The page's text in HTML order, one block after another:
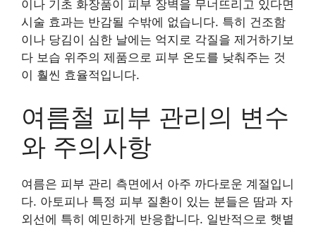
이나 기초 화장품이 피부 장벽을 무너뜨리고 있다면
시술 효과는 반감될 수밖에 없습니다. 특히 건조함
이나 당김이 심한 날에는 억지로 각질을 제거하기보
다 보습 위주의 제품으로 피부 온도를 낮춰주는 것
이 훨씬 효율적입니다.
여름철 피부 관리의 변수
와 주의사항
여름은 피부 관리 측면에서 아주 까다로운 계절입니
다. 아토피나 특정 피부 질환이 있는 분들은 땀과 자
외선에 특히 예민하게 반응합니다. 일반적으로 햇볕